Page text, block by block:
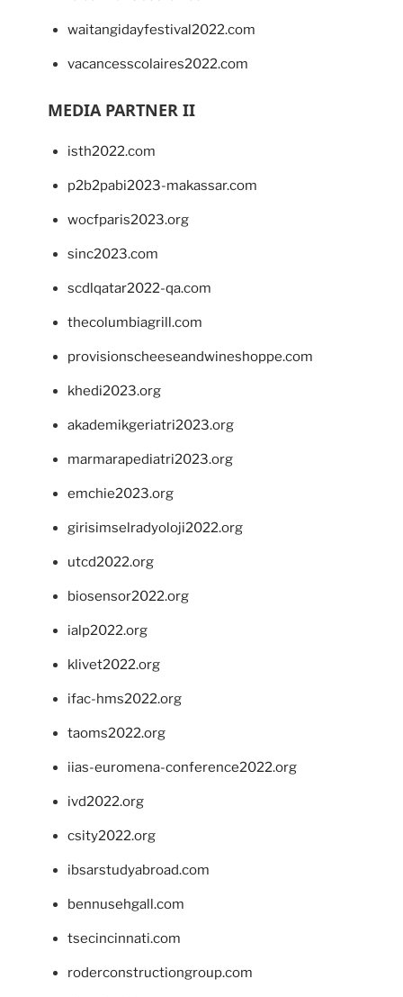
waitangidayfestival2022.com
vacancesscolaires2022.com
MEDIA PARTNER II
isth2022.com
p2b2pabi2023-makassar.com
wocfparis2023.org
sinc2023.com
scdlqatar2022-qa.com
thecolumbiagrill.com
provisionscheeseandwineshoppe.com
khedi2023.org
akademikgeriatri2023.org
marmarapediatri2023.org
emchie2023.org
girisimselradyoloji2022.org
utcd2022.org
biosensor2022.org
ialp2022.org
klivet2022.org
ifac-hms2022.org
taoms2022.org
iias-euromena-conference2022.org
ivd2022.org
csity2022.org
ibsarstudyabroad.com
bennusehgall.com
tsecincinnati.com
roderconstructiongroup.com